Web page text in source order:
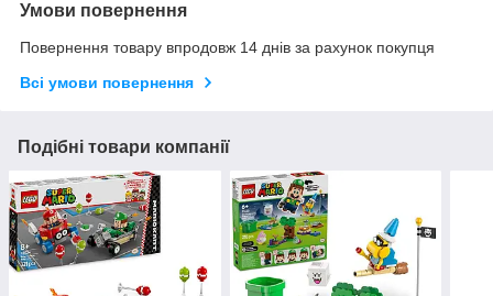
Умови повернення
Повернення товару впродовж 14 днів за рахунок покупця
Всі умови повернення
Подібні товари компанії